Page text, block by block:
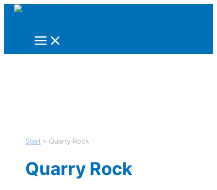
Zum
Start Quarry Rock
Quarry Rock